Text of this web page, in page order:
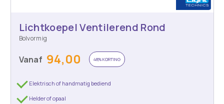
Lichtkoepel Ventilerend Rond
Bolvormig
Vanaf 94,00 48% KORTING
Elektrisch of handmatig bediend
Helder of opaal